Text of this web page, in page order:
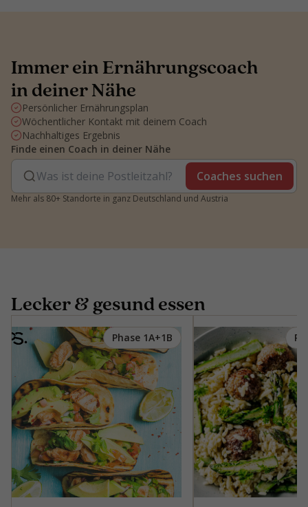
Immer ein Ernährungscoach
in deiner Nähe
Persönlicher Ernährungsplan
Wöchentlicher Kontakt mit deinem Coach
Nachhaltiges Ergebnis
Finde einen Coach in deiner Nähe
Coaches suchen
Mehr als 80+ Standorte in ganz Deutschland und Austria
Lecker & gesund essen
Phase 1A+1B